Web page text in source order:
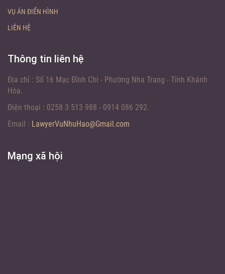
VỤ ÁN ĐIỂN HÌNH
LIÊN HỆ
Thông tin liên hệ
Địa chỉ : Số 16 Mạc Đĩnh Chi - Phường Nha Trang - Tỉnh Khánh
Hòa.
Điện thoại : 0258 3 513 988 - 0914 086 292.
Email : LawyerVuNhuHao@Gmail.com
Mạng xã hội